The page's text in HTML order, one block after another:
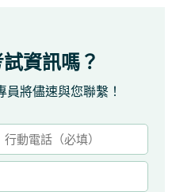
資訊嗎？
將儘速與您聯繫！